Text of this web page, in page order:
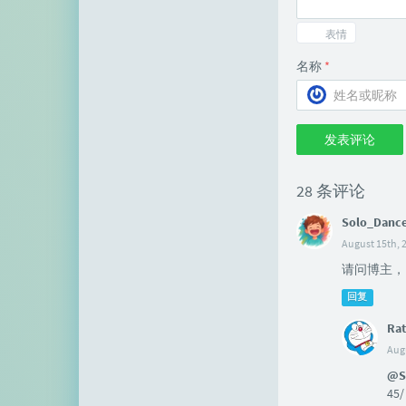
表情
名称 *
发表评论
28 条评论
August 15th,
请问博主
回复
45/